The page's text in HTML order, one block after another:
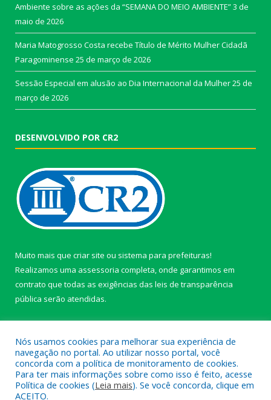
Ambiente sobre as ações da “SEMANA DO MEIO AMBIENTE”3 de
maio de 2026
Maria Matogrosso Costa recebe Título de Mérito Mulher Cidadã
Paragominense 25 de março de 2026
Sessão Especial em alusão ao Dia Internacional da Mulher25 de
março de 2026
DESENVOLVIDO POR CR2
Muito mais que criar site ou sistema para prefeituras!
Realizamos uma assessoria completa, onde garantimos em
contrato que todas as exigências das leis de transparência
pública serão atendidas.
Todos os direitos reservados a câmara de Paragominas.
Nós usamos cookies para melhorar sua experiência de
navegação no portal. Ao utilizar nosso portal, você
concorda com a política de monitoramento de cookies.
Para ter mais informações sobre como isso é feito, acesse
Política de cookies (Leia mais). Se você concorda, clique em
ACEITO.